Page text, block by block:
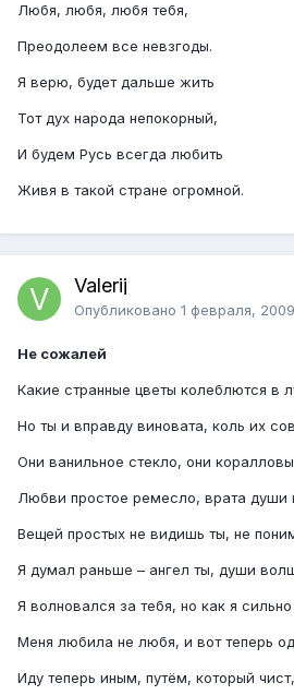
Любя, любя, любя тебя,
Преодолеем все невзгоды.
Я верю, будет дальше жить
Тот дух народа непокорный,
И будем Русь всегда любить
Живя в такой стране огромной.
Valerij
Опубликовано 1 февраля, 2009
Не сожалей
Какие странные цветы колеблются в
Но ты и вправду виновата, коль их
Они ванильное стекло, они
Любви простое ремесло, врата души
Вещей простых не видишь ты, не
Я думал раньше – ангел ты, души
Я волновался за тебя, но как я
Меня любила не любя, и вот теперь
Иду теперь иным, путём, который